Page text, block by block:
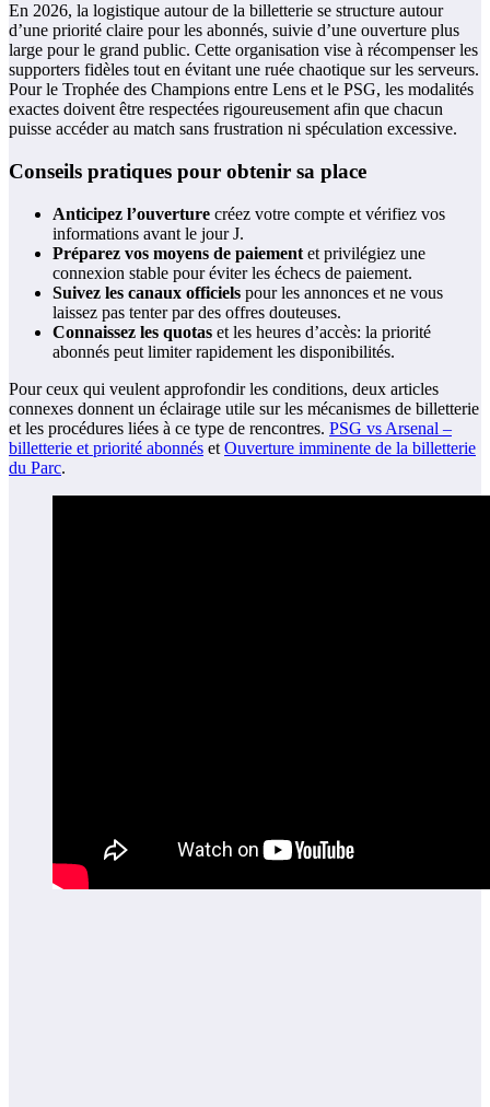
En 2026, la logistique autour de la billetterie se structure autour
d’une priorité claire pour les abonnés, suivie d’une ouverture plus
large pour le grand public. Cette organisation vise à récompenser les
supporters fidèles tout en évitant une ruée chaotique sur les serveurs.
Pour le Trophée des Champions entre Lens et le PSG, les modalités
exactes doivent être respectées rigoureusement afin que chacun
puisse accéder au match sans frustration ni spéculation excessive.
Conseils pratiques pour obtenir sa place
Anticipez l’ouverture créez votre compte et vérifiez vos
informations avant le jour J.
Préparez vos moyens de paiement et privilégiez une
connexion stable pour éviter les échecs de paiement.
Suivez les canaux officiels pour les annonces et ne vous
laissez pas tenter par des offres douteuses.
Connaissez les quotas et les heures d’accès: la priorité
abonnés peut limiter rapidement les disponibilités.
Pour ceux qui veulent approfondir les conditions, deux articles
connexes donnent un éclairage utile sur les mécanismes de billetterie
et les procédures liées à ce type de rencontres. PSG vs Arsenal –
billetterie et priorité abonnés et Ouverture imminente de la billetterie
du Parc.